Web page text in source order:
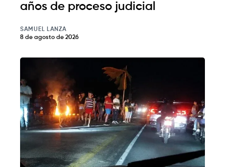
años de proceso judicial
SAMUEL LANZA
8 de agosto de 2026